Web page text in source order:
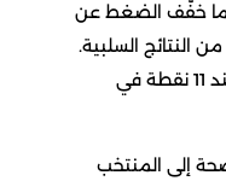
15 بـ18 نقطة، مما خفّف الضغط عن
النتائج السلبية.
بالمقابل، تجمّد رصيد يوفينتود عند 11 نقطة في
إلى المنتخب